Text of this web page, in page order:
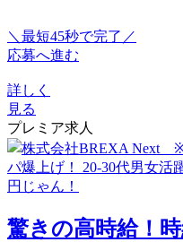
＼最短45秒で完了／
応募へ進む
詳しく
見る
プレミア求人
驚きの高時給！